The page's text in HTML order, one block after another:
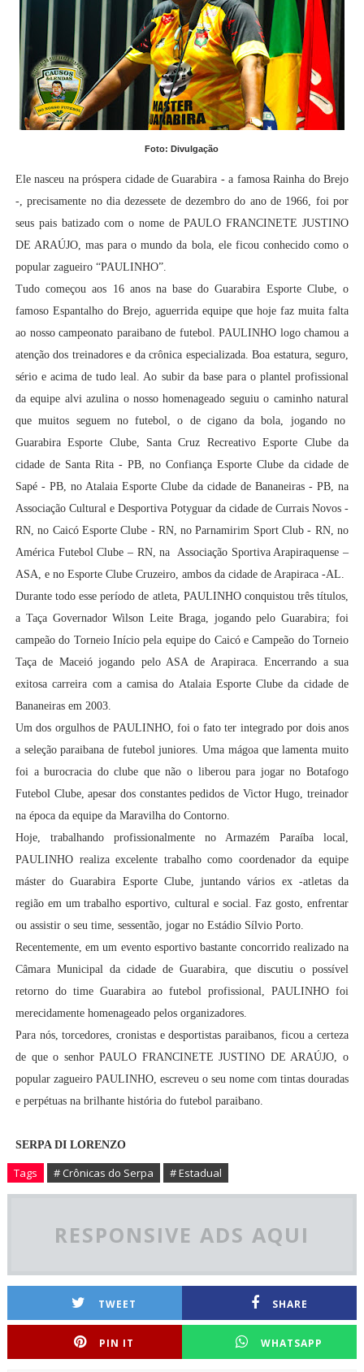
Foto: Divulgação
Ele nasceu na próspera cidade de Guarabira - a famosa Rainha do Brejo
-, precisamente no dia dezessete de dezembro do ano de 1966, foi por
seus pais batizado com o nome de PAULO FRANCINETE JUSTINO
DE ARAÚJO, mas para o mundo da bola, ele ficou conhecido como o
popular zagueiro “PAULINHO”.
Tudo começou aos 16 anos na base do Guarabira Esporte Clube, o
famoso Espantalho do Brejo, aguerrida equipe que hoje faz muita falta
ao nosso campeonato paraibano de futebol. PAULINHO logo chamou a
atenção dos treinadores e da crônica especializada. Boa estatura, seguro,
sério e acima de tudo leal. Ao subir da base para o plantel profissional
da equipe alvi azulina o nosso homenageado seguiu o caminho natural
que muitos seguem no futebol, o de cigano da bola, jogando no
Guarabira Esporte Clube, Santa Cruz Recreativo Esporte Clube da
cidade de Santa Rita - PB, no Confiança Esporte Clube da cidade de
Sapé - PB, no Atalaia Esporte Clube da cidade de Bananeiras - PB, na
Associação Cultural e Desportiva Potyguar da cidade de Currais Novos -
RN, no Caicó Esporte Clube - RN, no Parnamirim Sport Club - RN, no
América Futebol Clube – RN, na Associação Sportiva Arapiraquense –
ASA, e no Esporte Clube Cruzeiro, ambos da cidade de Arapiraca -AL.
Durante todo esse período de atleta, PAULINHO conquistou três títulos,
a Taça Governador Wilson Leite Braga, jogando pelo Guarabira; foi
campeão do Torneio Início pela equipe do Caicó e Campeão do Torneio
Taça de Maceió jogando pelo ASA de Arapiraca. Encerrando a sua
exitosa carreira com a camisa do Atalaia Esporte Clube da cidade de
Bananeiras em 2003.
Um dos orgulhos de PAULINHO, foi o fato ter integrado por dois anos
a seleção paraibana de futebol juniores. Uma mágoa que lamenta muito
foi a burocracia do clube que não o liberou para jogar no Botafogo
Futebol Clube, apesar dos constantes pedidos de Victor Hugo, treinador
na época da equipe da Maravilha do Contorno.
Hoje, trabalhando profissionalmente no Armazém Paraíba local,
PAULINHO realiza excelente trabalho como coordenador da equipe
máster do Guarabira Esporte Clube, juntando vários ex -atletas da
região em um trabalho esportivo, cultural e social. Faz gosto, enfrentar
ou assistir o seu time, sessentão, jogar no Estádio Sílvio Porto.
Recentemente, em um evento esportivo bastante concorrido realizado na
Câmara Municipal da cidade de Guarabira, que discutiu o possível
retorno do time Guarabira ao futebol profissional, PAULINHO foi
merecidamente homenageado pelos organizadores.
Para nós, torcedores, cronistas e desportistas paraibanos, ficou a certeza
de que o senhor PAULO FRANCINETE JUSTINO DE ARAÚJO, o
popular zagueiro PAULINHO, escreveu o seu nome com tintas douradas
e perpétuas na brilhante história do futebol paraibano.
SERPA DI LORENZO
Tags # Crônicas do Serpa # Estadual
RESPONSIVE ADS AQUI
TWEET SHARE
PIN IT WHATSAPP